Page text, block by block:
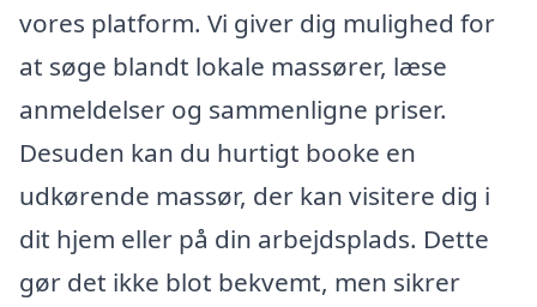
vores platform. Vi giver dig mulighed for
at søge blandt lokale massører, læse
anmeldelser og sammenligne priser.
Desuden kan du hurtigt booke en
udkørende massør, der kan visitere dig i
dit hjem eller på din arbejdsplads. Dette
gør det ikke blot bekvemt, men sikrer